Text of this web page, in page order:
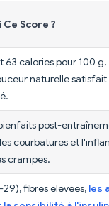
Score ?
63 calories pour 100
naturelle satisfait
post-
courbatures et
crampes.
29), fibres élevées, les